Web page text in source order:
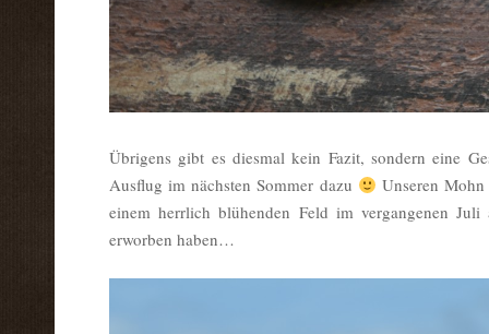
Übrigens gibt es diesmal kein Fazit, sondern eine
Ausflug im nächsten Sommer dazu
Unseren
einem herrlich blühenden Feld im vergangenen
erworben haben…